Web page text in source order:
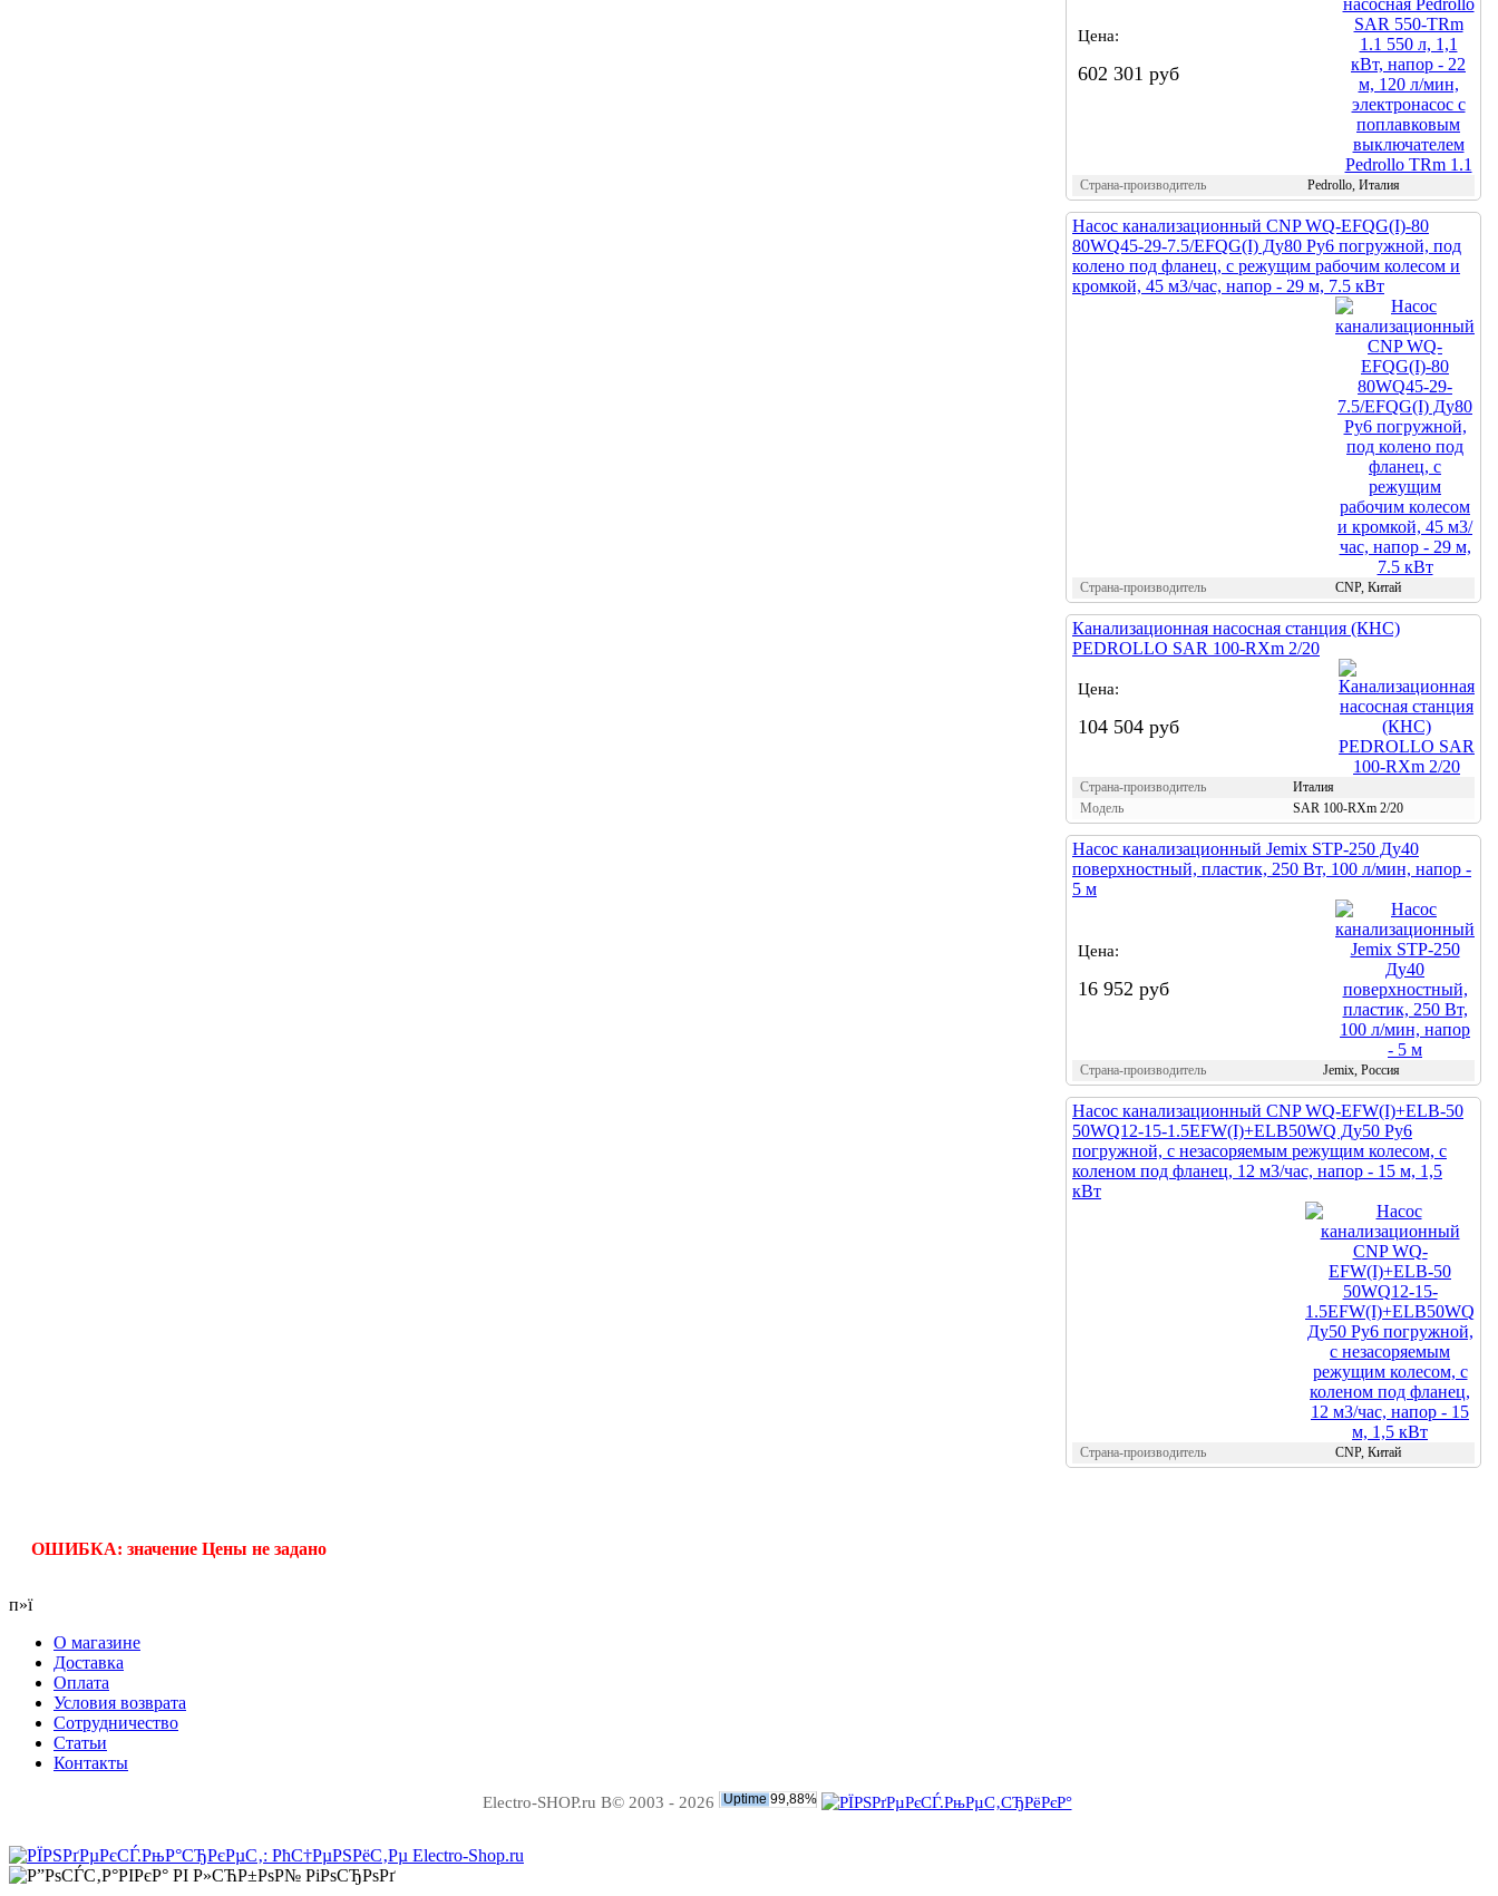
Цена:
602 301 руб
Страна-производитель Pedrollo, Италия
Насос канализационный CNP WQ-EFQG(I)-80
80WQ45-29-7.5/EFQG(I) Ду80 Ру6 погружной, под
колено под фланец, с режущим рабочим колесом и
кромкой, 45 м3/час, напор - 29 м, 7.5 кВт
Страна-производитель CNP, Китай
Канализационная насосная станция (КНС)
PEDROLLO SAR 100-RXm 2/20
Цена:
104 504 руб
Страна-производитель
Италия
Модель
SAR 100-RXm 2/20
Насос канализационный Jemix STP-250 Ду40
поверхностный, пластик, 250 Вт, 100 л/мин, напор -
5 м
Цена:
16 952 руб
Страна-производитель Jemix, Россия
Насос канализационный CNP WQ-EFW(I)+ELB-50
50WQ12-15-1.5EFW(I)+ELB50WQ Ду50 Ру6
погружной, с незасоряемым режущим колесом, с
коленом под фланец, 12 м3/час, напор - 15 м, 1,5
кВт
Страна-производитель CNP, Китай
ОШИБКА: значение Цены не задано
п»ї
О магазине
Доставка
Оплата
Условия возврата
Сотрудничество
Статьи
Контакты
Electro-SHOP.ru В© 2003 - 2026